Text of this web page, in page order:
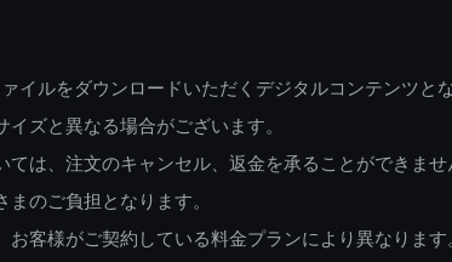
イルをダウンロードいただくデジタルコンテンツと
ズと異なる場合がございます。
は、注文のキャンセル、返金を承ることができませ
のご負担となります。
お客様がご契約している料金プランにより異なりま